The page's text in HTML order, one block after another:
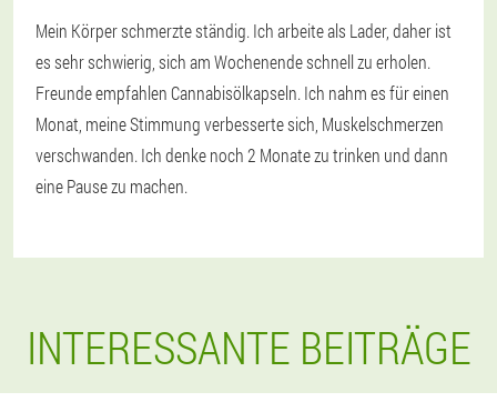
Mein Körper schmerzte ständig. Ich arbeite als Lader, daher ist
es sehr schwierig, sich am Wochenende schnell zu erholen.
Freunde empfahlen Cannabisölkapseln. Ich nahm es für einen
Monat, meine Stimmung verbesserte sich, Muskelschmerzen
verschwanden. Ich denke noch 2 Monate zu trinken und dann
eine Pause zu machen.
INTERESSANTE BEITRÄGE